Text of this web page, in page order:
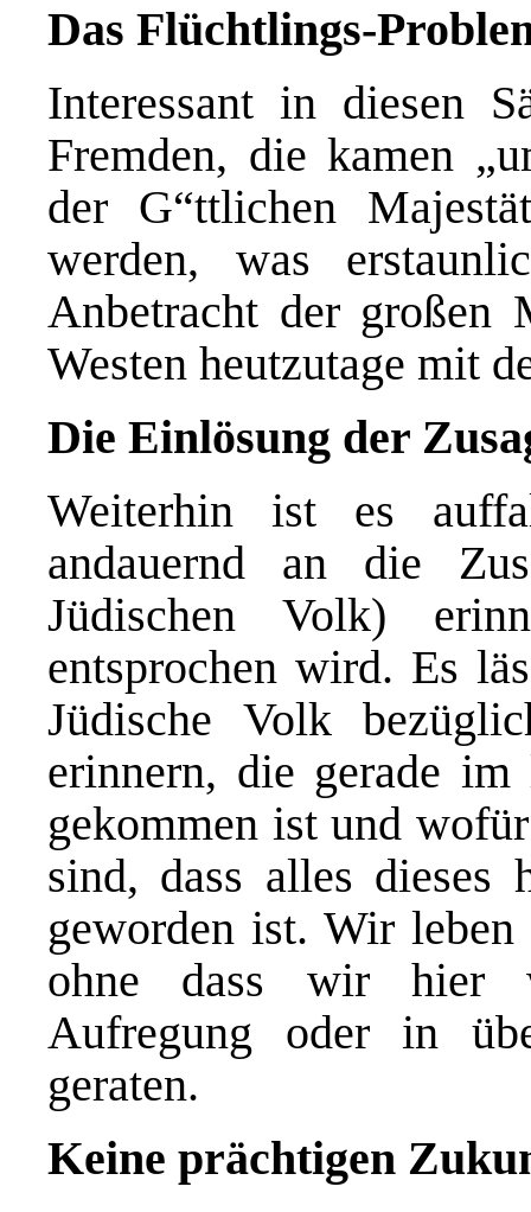
Das Flüchtlings-
Interessant in diesen
Fremden, die kamen
der G“ttlichen
werden, was
Anbetracht der großen
Westen heutzutage mit
Die Einlösung der
Weiterhin ist es
andauernd an die
Jüdischen Volk)
entsprochen wird. Es
Jüdische Volk
erinnern, die gerade im
gekommen ist und
sind, dass alles dieses
geworden ist. Wir
ohne dass wir hier
Aufregung oder in
geraten.
Keine prächtigen